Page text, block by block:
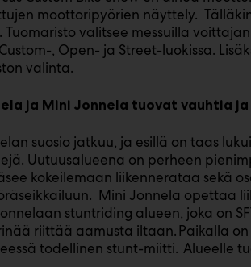
moottoripyörien näyttely.
Tuomaristo valitsee messuilla
, Open- ja Street-luokissa.
valinta.
ja Mini Jonnela tuovat vauhtia
suosio jatkuu, ja esillä on taas
Uutuusalueena on perheen
kokeilemaan liikennerataa sekä
Mini Jonnela opettaa
stuntriding alueen, joka on
riittää aamusta iltaan. Paikalla
todellinen stunt-miitti. Alueelle